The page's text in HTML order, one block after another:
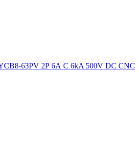
63PV 2Р 6А С 6kA 500V DC CNC